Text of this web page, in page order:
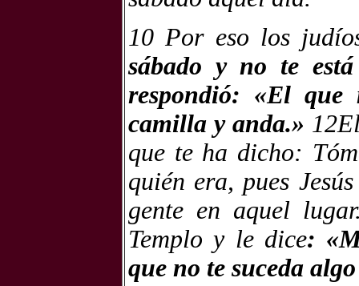
10 Por eso los
sábado y no te
respondió: «El
camilla y anda.»
que te ha dicho:
quién era, pues
gente en aquel
Templo y le dice:
que no te suceda